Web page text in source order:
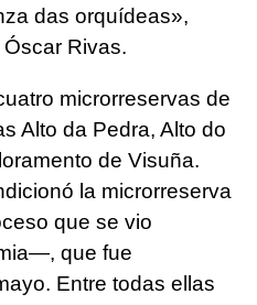
das orquídeas»,
Rivas.
microrreservas de
Alto da Pedra, Alto do
de Visuña.
la microrreserva
que se vio
que fue
Entre todas ellas